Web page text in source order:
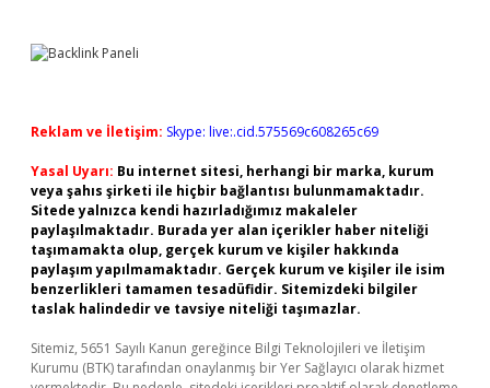
Reklam ve İletişim: Skype: live:.cid.575569c608265c69
Yasal Uyarı: Bu internet sitesi, herhangi bir marka, kurum
veya şahıs şirketi ile hiçbir bağlantısı bulunmamaktadır.
Sitede yalnızca kendi hazırladığımız makaleler
paylaşılmaktadır. Burada yer alan içerikler haber niteliği
taşımamakta olup, gerçek kurum ve kişiler hakkında
paylaşım yapılmamaktadır. Gerçek kurum ve kişiler ile isim
benzerlikleri tamamen tesadüfidir. Sitemizdeki bilgiler
taslak halindedir ve tavsiye niteliği taşımazlar.
Sitemiz, 5651 Sayılı Kanun gereğince Bilgi Teknolojileri ve İletişim
Kurumu (BTK) tarafından onaylanmış bir Yer Sağlayıcı olarak hizmet